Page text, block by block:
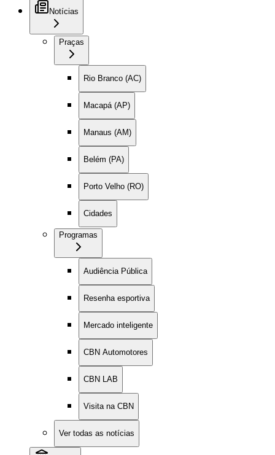
Notícias
Praças
Rio Branco (AC)
Macapá (AP)
Manaus (AM)
Belém (PA)
Porto Velho (RO)
Cidades
Programas
Audiência Pública
Resenha esportiva
Mercado inteligente
CBN Automotores
CBN LAB
Visita na CBN
Ver todas as notícias